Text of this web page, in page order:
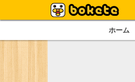
ホーム